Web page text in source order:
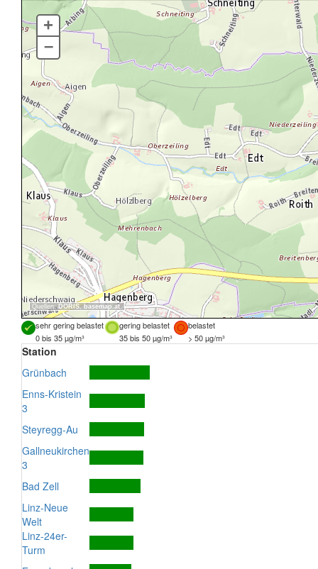
Quellen: DORIS,basemap.at
+
–
sehr gering belastet gering belastet
belastet
0 bis 35 µg/m³
35 bis 50 µg/m³ > 50 µg/m³
Station
Grünbach
Enns-Kristein
3
Steyregg-Au
Gallneukirchen
3
Bad Zell
Linz-Neue
Welt
Linz-24er-
Turm